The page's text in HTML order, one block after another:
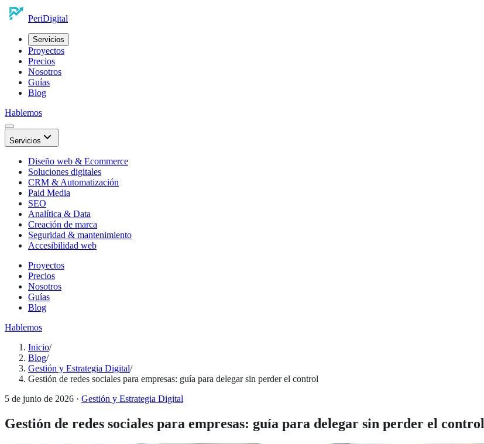
PeriDigital
Servicios
Proyectos
Precios
Nosotros
Guías
Blog
Hablemos
Servicios
Diseño web & Ecommerce
Soluciones digitales
CRM & Automatización
Paid Media
SEO
Analítica & Data
Creación de marca
Seguridad & mantenimiento
Accesibilidad web
Proyectos
Precios
Nosotros
Guías
Blog
Hablemos
Inicio/
Blog/
Gestión y Estrategia Digital/
Gestión de redes sociales para empresas: guía para delegar sin perder el control
5 de junio de 2026 · Gestión y Estrategia Digital
Gestión de redes sociales para empresas: guía para delegar sin perder el control